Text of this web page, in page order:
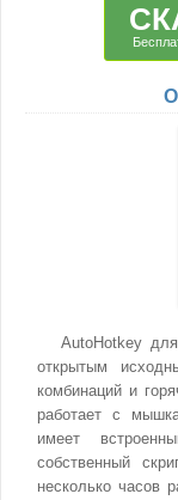
AutoHotkey
открытым
комбинаций и
работает с
имеет
собственный
несколько часов